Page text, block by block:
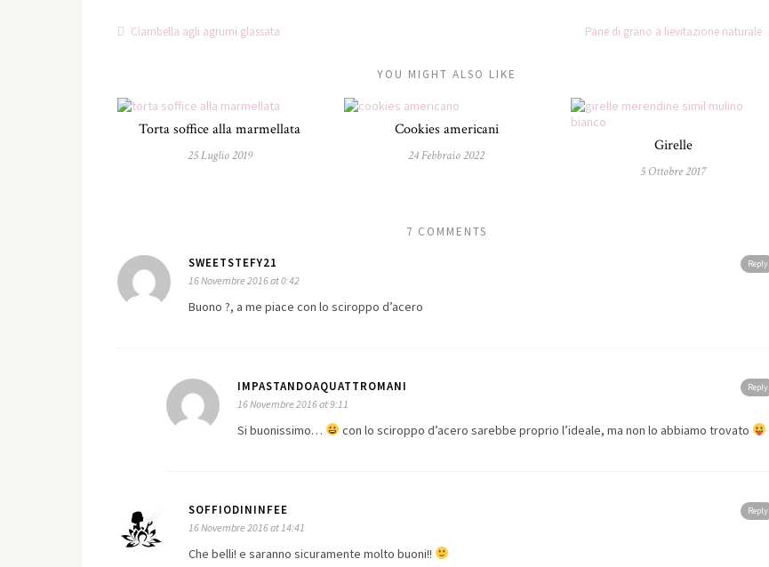
Ciambella agli agrumi glassata Pane di grano a lievitazione naturale
YOU MIGHT ALSO LIKE
Torta soffice alla marmellata
25 Luglio 2019
Cookies americani
24 Febbraio 2022
Girelle
5 Ottobre 2017
7 COMMENTS
Reply
SWEETSTEFY21
16 Novembre 2016 at 0:42
Buono ?, a me piace con lo sciroppo d’acero
Reply
IMPASTANDOAQUATTROMANI
16 Novembre 2016 at 9:11
Si buonissimo… con lo sciroppo d’acero sarebbe proprio l’ideale, ma non lo abbiamo trovato
Reply
SOFFIODININFEE
16 Novembre 2016 at 14:41
Che belli! e saranno sicuramente molto buoni!!